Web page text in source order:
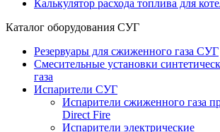
Калькулятор расхода топлива для
Каталог оборудования СУГ
Резервуары для сжиженного газа СУГ
Смесительные установки
газа
Испарители СУГ
Испарители сжиженного газа
Direct Fire
Испарители электрические